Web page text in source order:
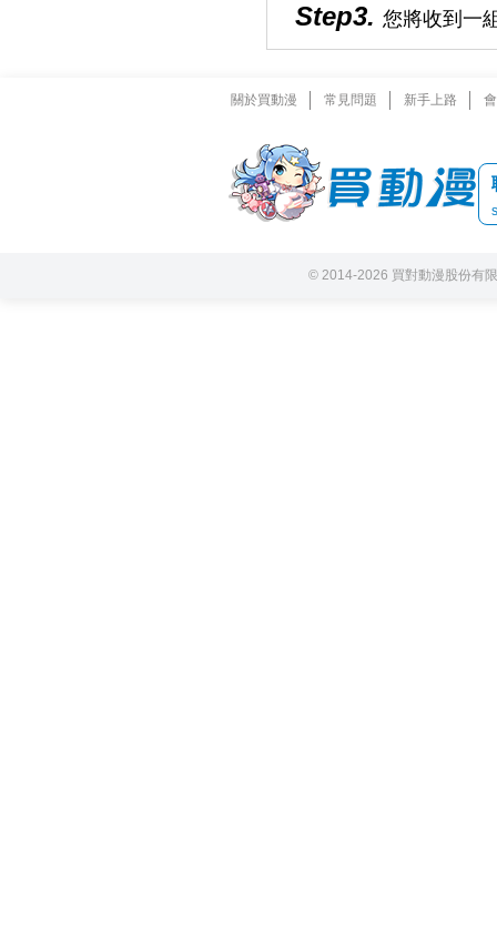
Step3. 您將收到一
關於買動漫 常見問題 新手上路
© 2014-2026 買對動漫股份有